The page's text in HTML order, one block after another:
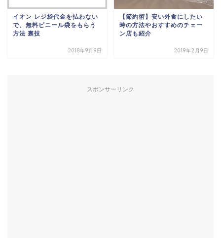
イオン レジ袋代金を払わない
で、無料ビニール袋をもらう
方法 裏技
2018年9月9日
【節約術】安い外食にしたい
時の方法やおすすめのチェー
ン店も紹介
2019年2月9日
スポンサーリンク